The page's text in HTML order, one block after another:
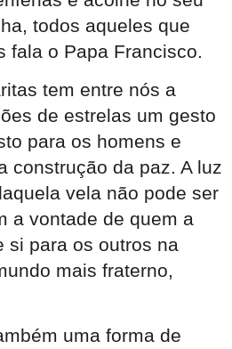
todos aqueles que
fala o Papa Francisco.
tem entre nós a
de estrelas um gesto
para os homens e
construção da paz. A luz
vela não pode ser
a vontade de quem a
si para os outros na
mais fraterno,
uma forma de